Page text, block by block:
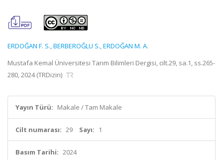
ERDOĞAN F. S.,BERBEROĞLU S.,ERDOĞAN M. A.
Mustafa Kemal Üniversitesi Tarım Bilimleri Dergisi, cilt.29, sa.1, ss.265-
280, 2024 (TRDizin)
Yayın Türü: Makale / Tam Makale
Cilt numarası: 29 Sayı: 1
Basım Tarihi: 2024